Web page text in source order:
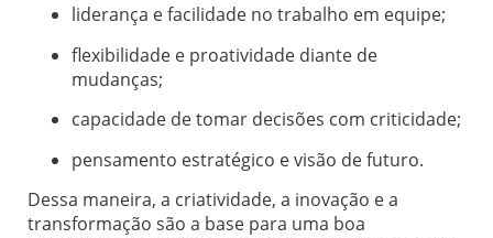
liderança e facilidade no trabalho em equipe;
flexibilidade e proatividade diante de
mudanças;
capacidade de tomar decisões com criticidade;
pensamento estratégico e visão de futuro.
Dessa maneira, a criatividade, a inovação e a
transformação são a base para uma boa